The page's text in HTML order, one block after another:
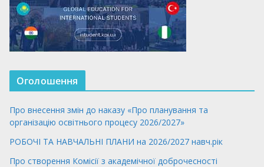
Оголошення
Про внесення змін до наказу «Про планування та
організацію освітнього процесу 2026/2027»
РОБОЧІ ТА НАВЧАЛЬНІ ПЛАНИ на 2026/2027 навч.рік
Про створення Комісії з академічної доброчесності